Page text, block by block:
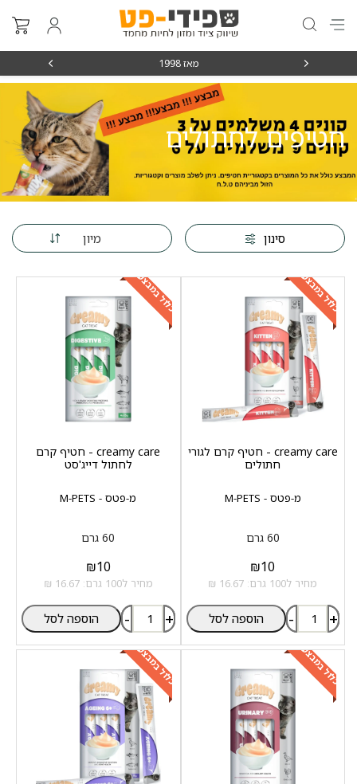
מאז 1998
חטיפים לחתולים
סינון מיון
כלול במבצע
מ-פטס - M-PETS
creamy care - חטיף קרם לגורי
חתולים
60 גרם
₪10
מחיר ל100 גרם: 16.67 ₪
- + הוספה לסל
כלול במבצע
מ-פטס - M-PETS
creamy care - חטיף קרם
לחתול דייג'סט
60 גרם
₪10
מחיר ל100 גרם: 16.67 ₪
- + הוספה לסל
כלול במבצע כלול במבצע